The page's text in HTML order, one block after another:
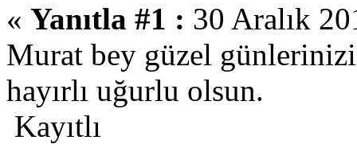
« Yanıtla #1 : 30 Aralık
Murat bey güzel
hayırlı uğurlu olsun.
Kayıtlı